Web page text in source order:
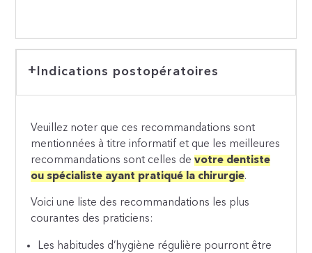
Indications postopératoires
Veuillez noter que ces recommandations sont
mentionnées à titre informatif et que les meilleures
recommandations sont celles devotre dentiste
ou spécialiste ayant pratiqué la chirurgie.
Voici une liste des recommandations les plus
courantes des praticiens:
Les habitudes d’hygiène régulière pourront être